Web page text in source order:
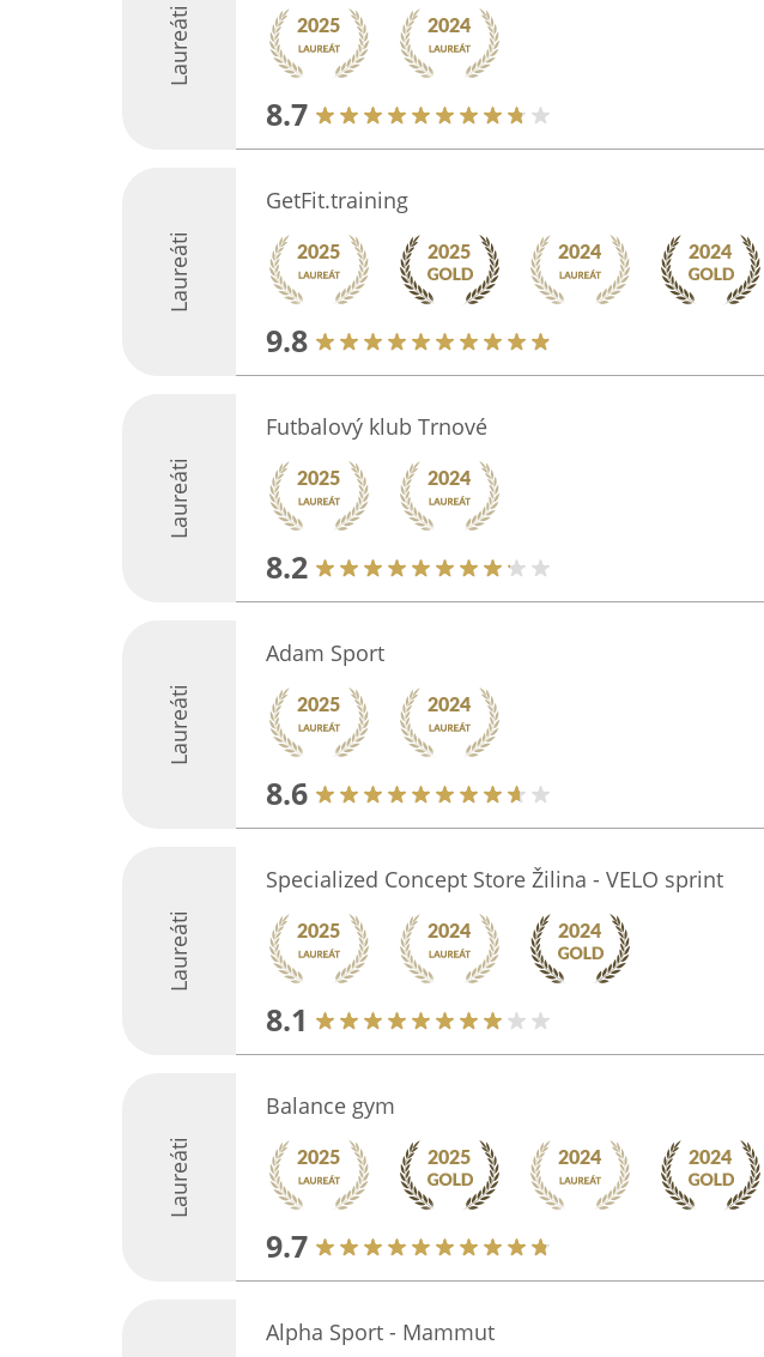
Laureáti
8.7
Laureáti
GetFit.training
9.8
Laureáti
Futbalový klub Trnové
8.2
Laureáti
Adam Sport
8.6
Laureáti
Specialized Concept Store Žilina - VELO sprint
8.1
Laureáti
Balance gym
9.7
Alpha Sport - Mammut